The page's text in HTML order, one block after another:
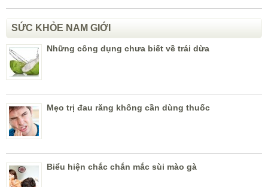
SỨC KHỎE NAM GIỚI
Những công dụng chưa biết về trái dừa
Mẹo trị đau răng không cần dùng thuốc
Biểu hiện chắc chắn mắc sùi mào gà